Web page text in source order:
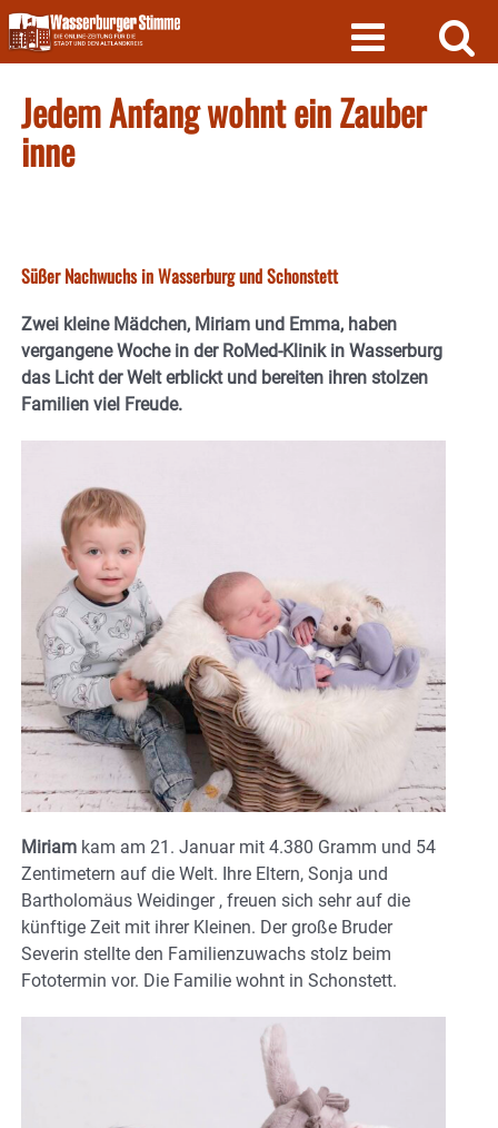
Skip
to
content
Jedem Anfang wohnt ein Zauber
inne
Süßer Nachwuchs in Wasserburg und Schonstett
Zwei kleine Mädchen, Miriam und Emma, haben
vergangene Woche in der RoMed-Klinik in Wasserburg
das Licht der Welt erblickt und bereiten ihren stolzen
Familien viel Freude.
Miriam kam am 21. Januar mit 4.380 Gramm und 54
Zentimetern auf die Welt. Ihre Eltern, Sonja und
Bartholomäus Weidinger , freuen sich sehr auf die
künftige Zeit mit ihrer Kleinen. Der große Bruder
Severin stellte den Familienzuwachs stolz beim
Fototermin vor. Die Familie wohnt in Schonstett.